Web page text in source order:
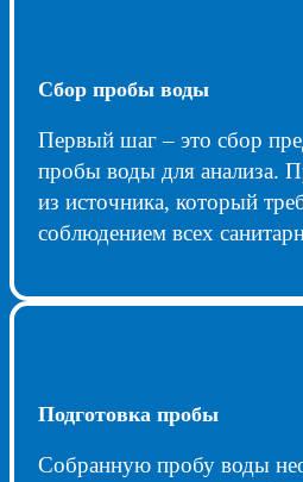
Сбор пробы воды
Первый шаг – это сбор
пробы воды для анализа.
из источника, который
соблюдением всех
Подготовка пробы
Собранную пробу воды